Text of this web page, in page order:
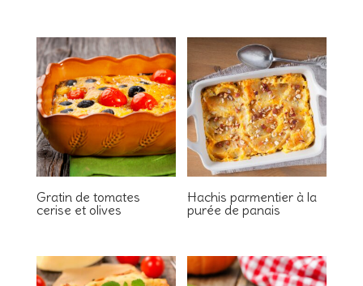
Gratin de tomates
cerise et olives
Hachis parmentier à la
purée de panais